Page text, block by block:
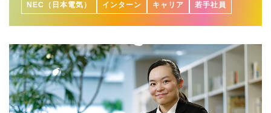
NEC（日本電気） インターン キャリア 若手社員